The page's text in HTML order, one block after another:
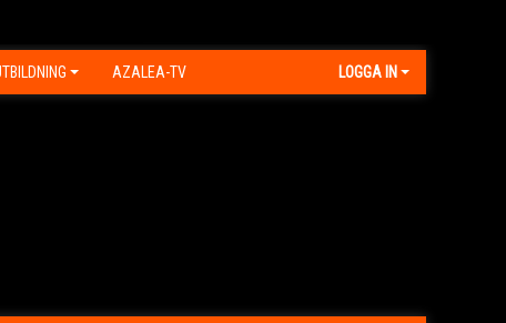
AZALEA-TV LOGGA IN